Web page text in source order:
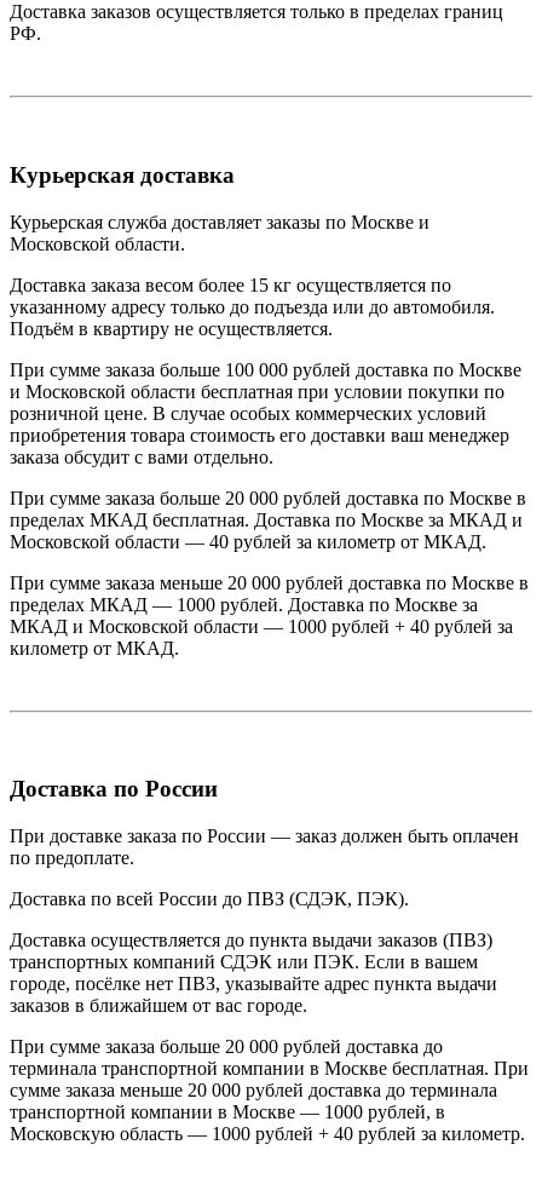
Доставка заказов осуществляется только в пределах границ
РФ.
Курьерская доставка
Курьерская служба доставляет заказы по Москве и
Московской области.
Доставка заказа весом более 15 кг осуществляется по
указанному адресу только до подъезда или до автомобиля.
Подъём в квартиру не осуществляется.
При сумме заказа больше 100 000 рублей доставка по Москве
и Московской области бесплатная при условии покупки по
розничной цене. В случае особых коммерческих условий
приобретения товара стоимость его доставки ваш менеджер
заказа обсудит с вами отдельно.
При сумме заказа больше 20 000 рублей доставка по Москве в
пределах МКАД бесплатная. Доставка по Москве за МКАД и
Московской области — 40 рублей за километр от МКАД.
При сумме заказа меньше 20 000 рублей доставка по Москве в
пределах МКАД — 1000 рублей. Доставка по Москве за
МКАД и Московской области — 1000 рублей + 40 рублей за
километр от МКАД.
Доставка по России
При доставке заказа по России — заказ должен быть оплачен
по предоплате.
Доставка по всей России до ПВЗ (СДЭК, ПЭК).
Доставка осуществляется до пункта выдачи заказов (ПВЗ)
транспортных компаний СДЭК или ПЭК. Если в вашем
городе, посёлке нет ПВЗ, указывайте адрес пункта выдачи
заказов в ближайшем от вас городе.
При сумме заказа больше 20 000 рублей доставка до
терминала транспортной компании в Москве бесплатная. При
сумме заказа меньше 20 000 рублей доставка до терминала
транспортной компании в Москве — 1000 рублей, в
Московскую область — 1000 рублей + 40 рублей за километр.